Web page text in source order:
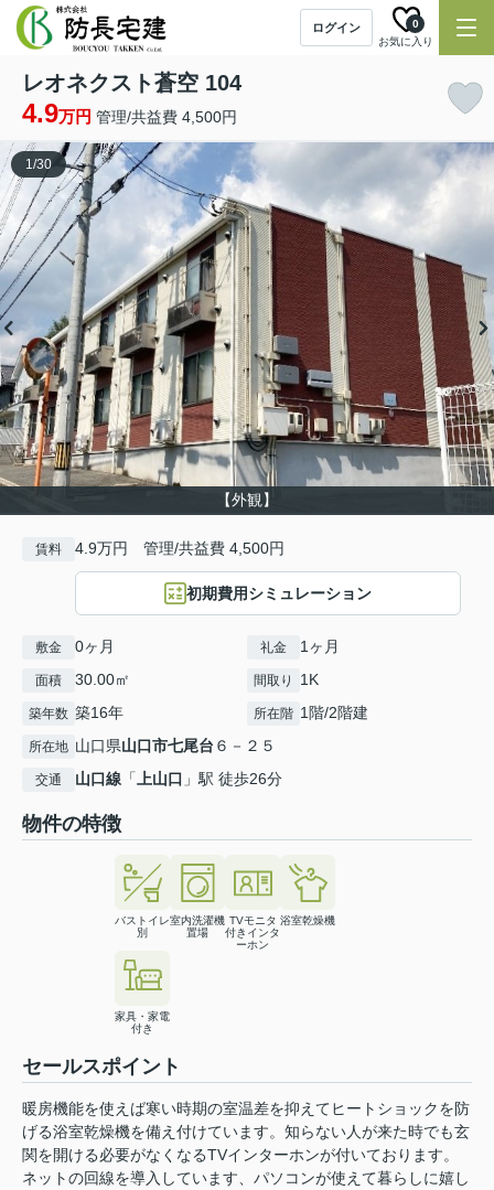
ログイン
お気に入り
0
レオネクスト蒼空 104
4.9万円 管理/共益費 4,500円
【外観】
1/30
賃料 4.9万円 管理/共益費 4,500円
初期費用シミュレーション
敷金 0ヶ月 礼金 1ヶ月
面積 30.00㎡ 間取り 1K
築年数 築16年 所在階 1階/2階建
所在地 山口県山口市七尾台 ６－２５
交通 山口線 「上山口 」駅 徒歩26分
物件の特徴
バストイレ
別
室内洗濯機
置場
TVモニタ
付きインタ
ーホン
浴室乾燥機
家具・家電
付き
セールスポイント
暖房機能を使えば寒い時期の室温差を抑えてヒートショックを防
げる浴室乾燥機を備え付けています。知らない人が来た時でも玄
関を開ける必要がなくなるTVインターホンが付いております。
ネットの回線を導入しています、パソコンが使えて暮らしに嬉し